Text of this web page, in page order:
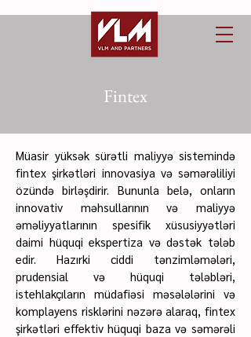
Fintex
Müasir yüksək sürətli maliyyə sistemində
fintex şirkətləri innovasiya və səmərəliliyi
özündə birləşdirir. Bununla belə, onların
innovativ məhsullarının və maliyyə
əməliyyatlarının spesifik xüsusiyyətləri
daimi hüquqi ekspertiza və dəstək tələb
edir. Hazırki ciddi tənzimləmələri,
prudensial və hüquqi tələbləri,
istehlakçıların müdafiəsi məsələlərini və
komplayens risklərini nəzərə alaraq, fintex
şirkətləri effektiv hüquqi baza və səmərəli